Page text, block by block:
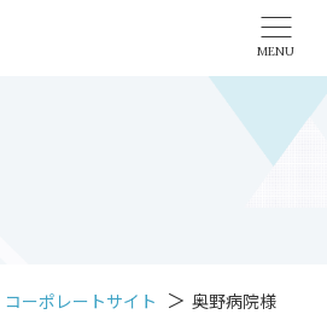
MENU
コーポレートサイト 奥野病院様